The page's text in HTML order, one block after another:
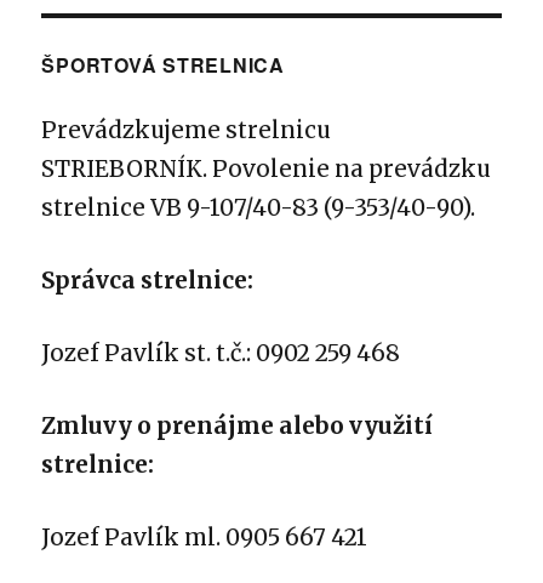
ŠPORTOVÁ STRELNICA
Prevádzkujeme strelnicu
STRIEBORNÍK. Povolenie na prevádzku
strelnice VB 9-107/40-83 (9-353/40-90).
Správca strelnice:
Jozef Pavlík st. t.č.: 0902 259 468
Zmluvy o prenájme alebo využití
strelnice:
Jozef Pavlík ml. 0905 667 421